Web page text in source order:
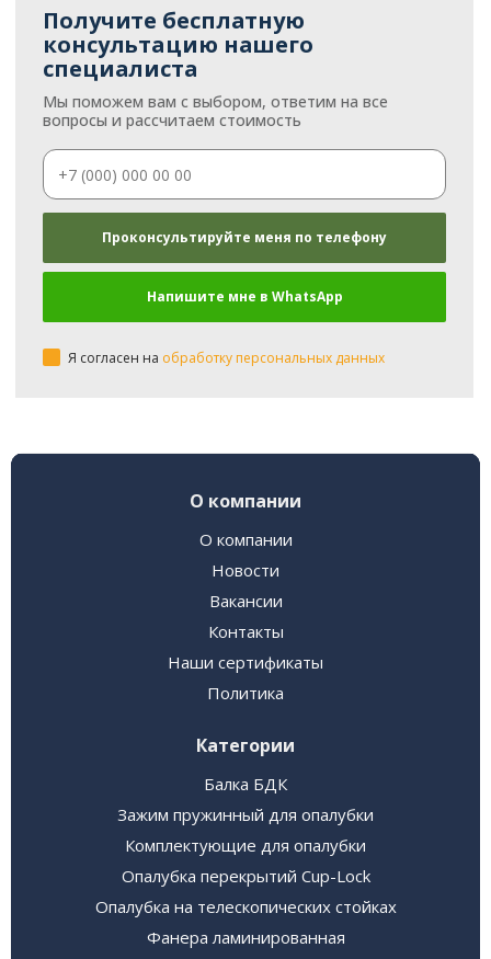
Получите бесплатную
консультацию нашего
специалиста
Мы поможем вам с выбором, ответим на все
вопросы и рассчитаем стоимость
Я согласен на обработку персональных данных
О компании
О компании
Новости
Вакансии
Контакты
Наши сертификаты
Политика
Категории
Балка БДК
Зажим пружинный для опалубки
Комплектующие для опалубки
Опалубка перекрытий Cup-Lock
Опалубка на телескопических стойках
Фанера ламинированная